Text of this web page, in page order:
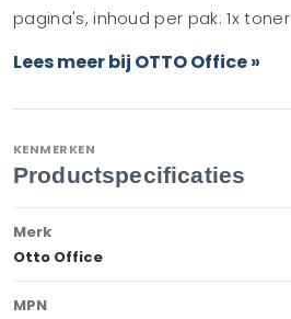
pagina's, inhoud per pak: 1x toner
Lees meer bij OTTO Office »
KENMERKEN
Productspecificaties
Merk
Otto Office
MPN